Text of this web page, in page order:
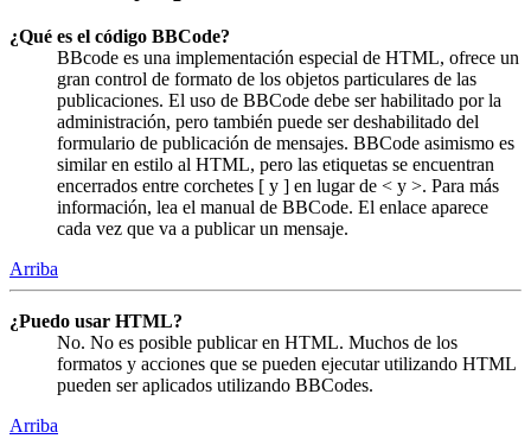
¿Qué es el código BBCode?
BBcode es una implementación especial de HTML, ofrece un
gran control de formato de los objetos particulares de las
publicaciones. El uso de BBCode debe ser habilitado por la
administración, pero también puede ser deshabilitado del
formulario de publicación de mensajes. BBCode asimismo es
similar en estilo al HTML, pero las etiquetas se encuentran
encerrados entre corchetes [ y ] en lugar de < y >. Para más
información, lea el manual de BBCode. El enlace aparece
cada vez que va a publicar un mensaje.
Arriba
¿Puedo usar HTML?
No. No es posible publicar en HTML. Muchos de los
formatos y acciones que se pueden ejecutar utilizando HTML
pueden ser aplicados utilizando BBCodes.
Arriba